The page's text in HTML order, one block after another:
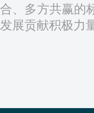
合、多方共赢的
发展贡献积极力